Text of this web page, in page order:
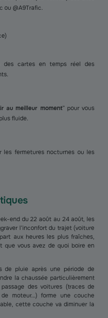
ou @A9Trafic.
cartes en temps réel des
au meilleur moment” pour vous
fluide.
les fermetures nocturnes ou les
end du 22 août au 24 août, les
l’inconfort du trajet (voiture
aux heures les plus fraîches,
vous avez de quoi boire en
de pluie après une période de
la chaussée particulièrement
des voitures (traces de
moteur...) forme une couche
cette couche va diminuer la